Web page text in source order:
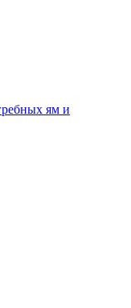
ям и